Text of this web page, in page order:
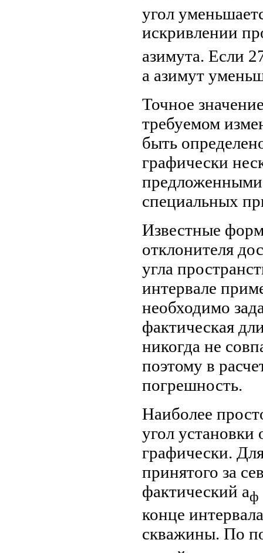
угол
искривлении
азимута. Если
а азимут
Точное
требуемом
быть
графически
специальных
Известные
отклонителя
угла
интервале
необходимо
фактическая
никогда не
поэтому в
погрешность.
Наиболее
угол установки
графически.
принятого за
фактический aф
конце
скважины. По